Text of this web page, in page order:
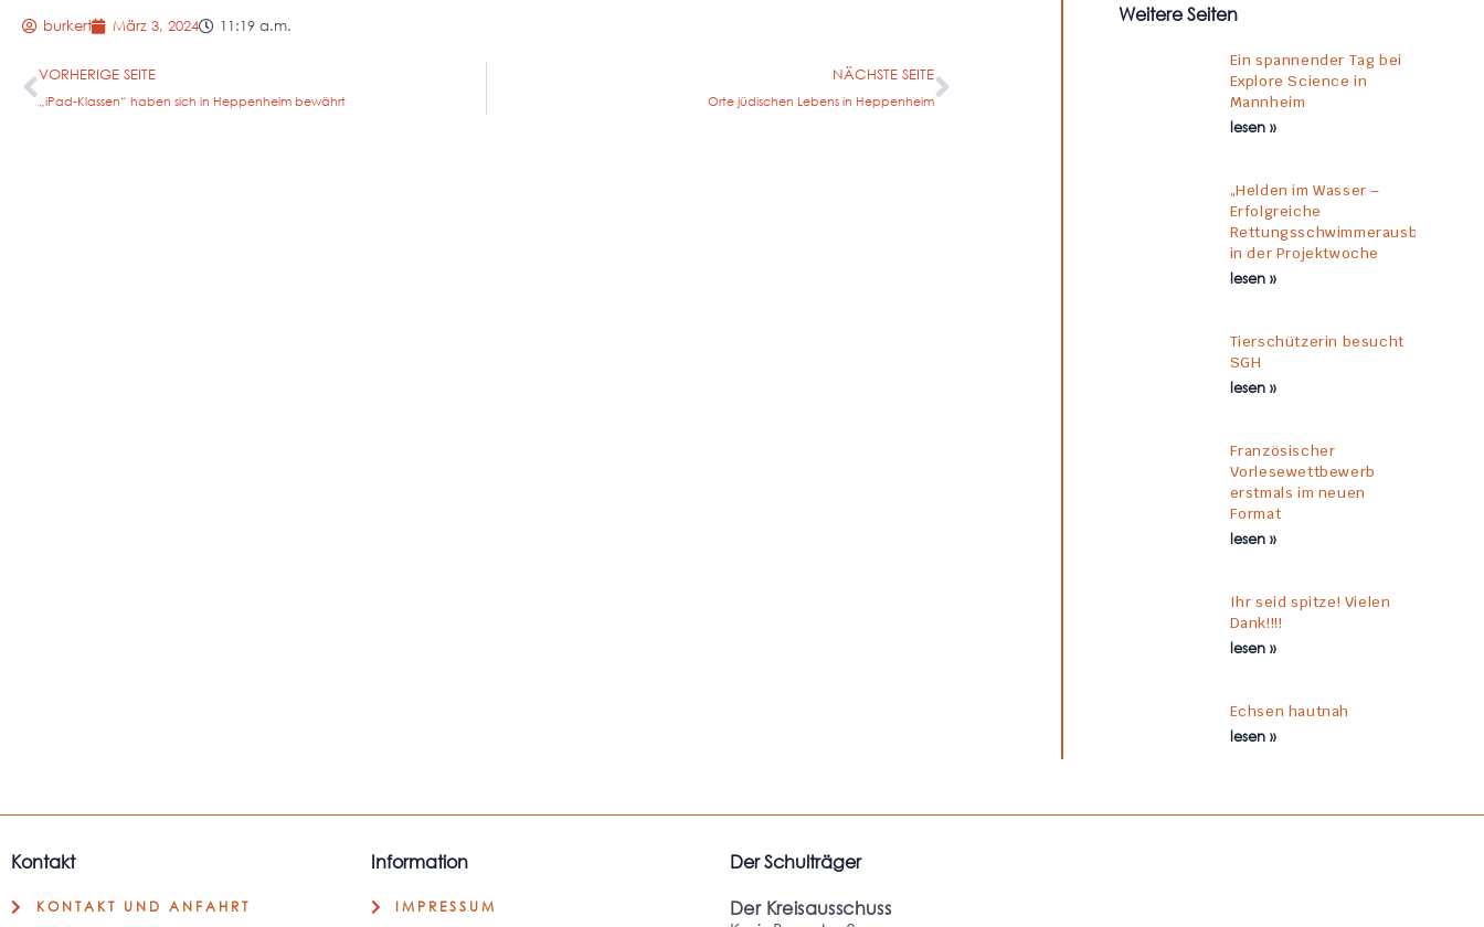
burkert März 3, 2024 11:19 a.m.
VORHERIGE SEITE
„iPad-Klassen“ haben sich in Heppenheim bewährt
NÄCHSTE SEITE
Orte jüdischen Lebens in Heppenheim
Weitere Seiten
Ein spannender Tag bei
Explore Science in
Mannheim
lesen »
„Helden im Wasser –
Erfolgreiche
Rettungsschwimmerausbildung
in der Projektwoche
lesen »
Tierschützerin besucht
SGH
lesen »
Französischer
Vorlesewettbewerb
erstmals im neuen
Format
lesen »
Ihr seid spitze! Vielen
Dank!!!!
lesen »
Echsen hautnah
lesen »
Kontakt
KONTAKT UND ANFAHRT
Information
IMPRESSUM
Der Schulträger
Der Kreisausschuss